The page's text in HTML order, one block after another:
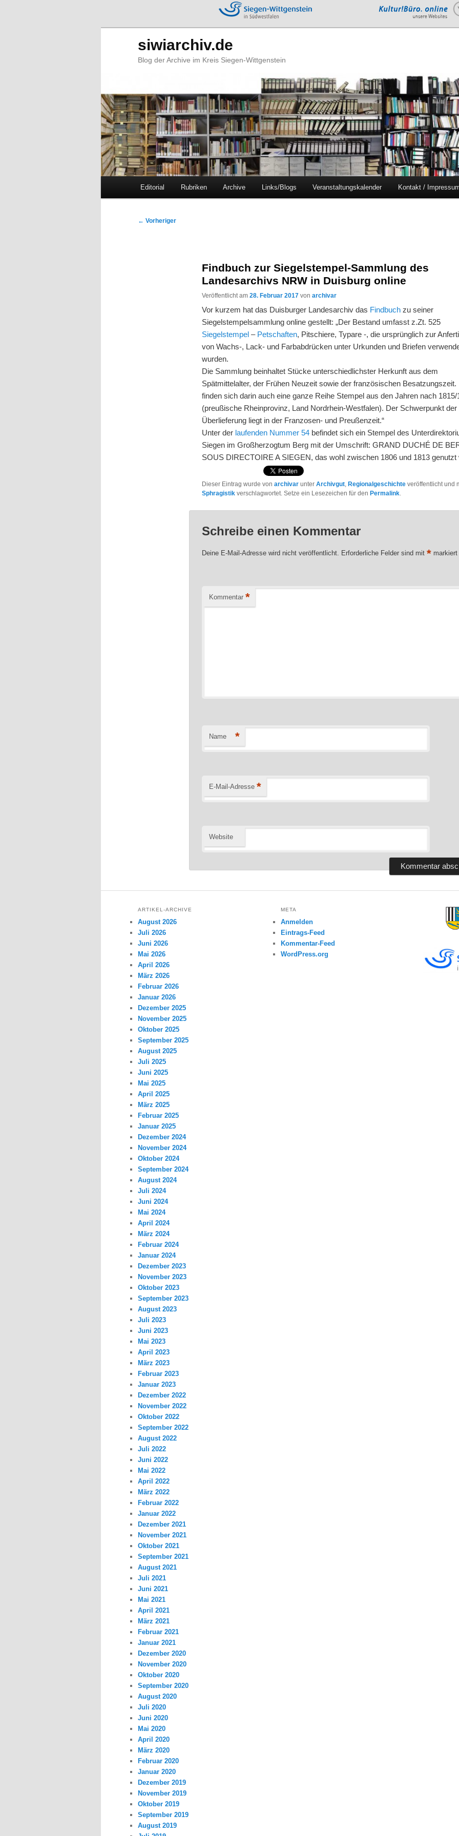
siwiarchiv.de
Blog der Archive im Kreis Siegen-Wittgenstein
Zum
Zum
Editorial Rubriken Archive Links/Blogs Veranstaltungskalender Kontakt /
Beitragsnavigation
← Vorheriger
Findbuch zur Siegelstempel-Sammlung des
Landesarchivs NRW in Duisburg online
Veröffentlicht am28. Februar 2017 vonarchivar
Vor kurzem hat das Duisburger Landesarchiv das Findbuch zu seiner
Siegelstempelsammlung online gestellt: „Der Bestand umfasst z.Zt. 525
Siegelstempel – Petschaften, Pitschiere, Typare -, die ursprünglich zur
von Wachs-, Lack- und Farbabdrücken unter Urkunden und Briefen
wurden.
Die Sammlung beinhaltet Stücke unterschiedlichster Herkunft aus dem
Spätmittelalter, der Frühen Neuzeit sowie der französischen Besatzungszeit.
finden sich darin auch eine ganze Reihe Stempel aus den Jahren nach 1815/
(preußische Rheinprovinz, Land Nordrhein-Westfalen). Der Schwerpunkt der
Überlieferung liegt in der Franzosen- und Preußenzeit.“
Unter der laufenden Nummer 54 befindet sich ein Stempel des
Siegen im Großherzogtum Berg mit der Umschrift: GRAND DUCHÉ DE
SOUS DIRECTOIRE A SIEGEN, das wohl zwischen 1806 und 1813 genutzt
Dieser Eintrag wurde vonarchivar unterArchivgut, Regionalgeschichte veröffentlicht und
Sphragistik verschlagwortet. Setze ein Lesezeichen für den Permalink.
Schreibe einen Kommentar
Deine E-Mail-Adresse wird nicht veröffentlicht. Erforderliche Felder sind mit* markiert
Kommentar *
Name *
E-Mail-Adresse *
Website
ARTIKEL-ARCHIVE
August 2026
Juli 2026
Juni 2026
Mai 2026
April 2026
März 2026
Februar 2026
Januar 2026
Dezember 2025
November 2025
Oktober 2025
September 2025
August 2025
Juli 2025
Juni 2025
Mai 2025
April 2025
März 2025
Februar 2025
Januar 2025
Dezember 2024
November 2024
Oktober 2024
September 2024
August 2024
Juli 2024
Juni 2024
Mai 2024
April 2024
März 2024
Februar 2024
Januar 2024
Dezember 2023
November 2023
Oktober 2023
September 2023
August 2023
Juli 2023
Juni 2023
Mai 2023
April 2023
März 2023
Februar 2023
Januar 2023
Dezember 2022
November 2022
Oktober 2022
September 2022
August 2022
Juli 2022
Juni 2022
Mai 2022
April 2022
März 2022
Februar 2022
Januar 2022
Dezember 2021
November 2021
Oktober 2021
September 2021
August 2021
Juli 2021
Juni 2021
Mai 2021
April 2021
März 2021
Februar 2021
Januar 2021
Dezember 2020
November 2020
Oktober 2020
September 2020
August 2020
Juli 2020
Juni 2020
Mai 2020
April 2020
März 2020
Februar 2020
Januar 2020
Dezember 2019
November 2019
Oktober 2019
September 2019
August 2019
META
Anmelden
Eintrags-Feed
Kommentar-Feed
WordPress.org